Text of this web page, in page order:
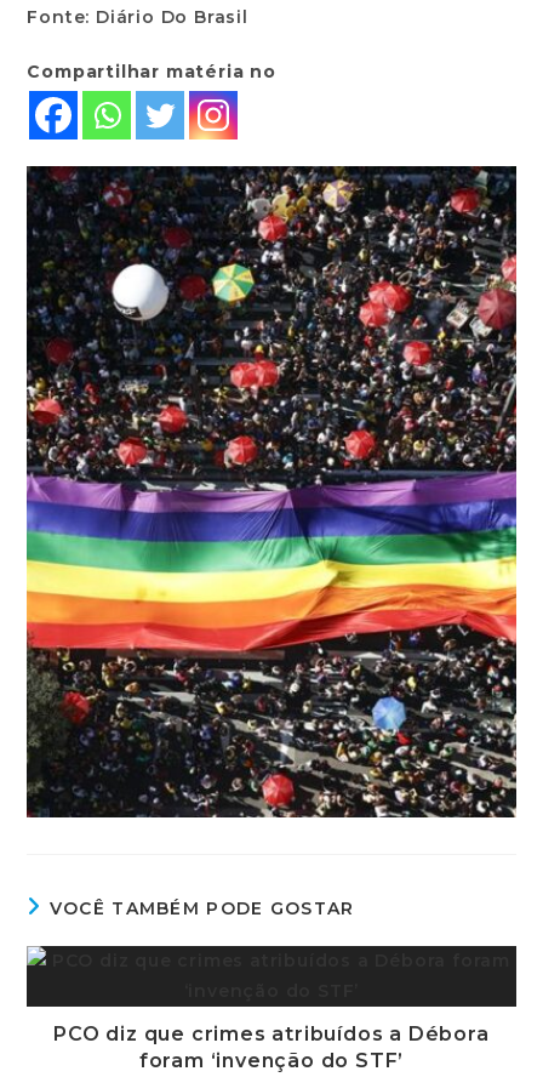
Fonte: Diário Do Brasil
Compartilhar matéria no
VOCÊ TAMBÉM PODE GOSTAR
PCO diz que crimes atribuídos a Débora
foram ‘invenção do STF’